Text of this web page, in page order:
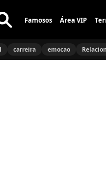
Buscar
Famosos Área VIP
carreira emocao